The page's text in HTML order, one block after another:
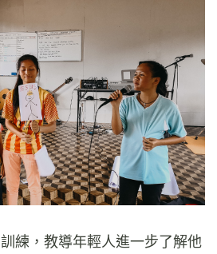
練，教導年輕人進一步了解他